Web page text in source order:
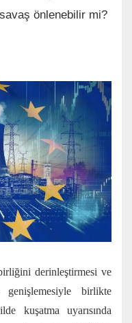
önlenebilir mi?
derinleştirmesi ve
birlikte
kuşatma uyarısında